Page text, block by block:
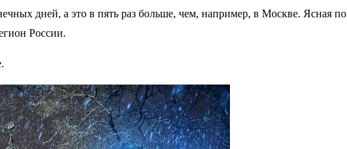
дней, а это в пять раз больше, чем, например, в Москве. Ясная
России.